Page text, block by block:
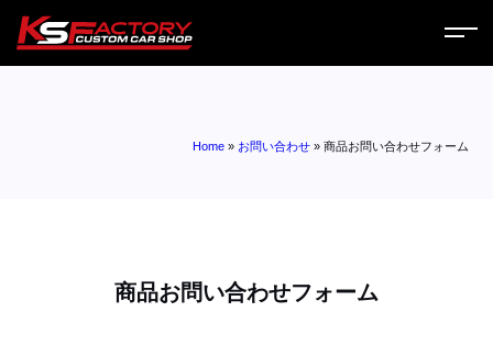
Home » お問い合わせ »商品お問い合わせフォーム
商品お問い合わせフォーム